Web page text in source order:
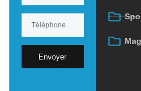
Envoyer